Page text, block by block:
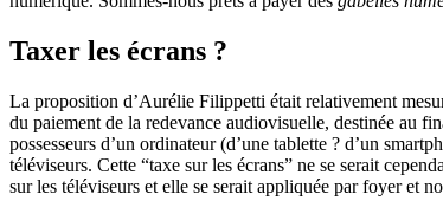
Taxer les écrans ?
La proposition d’Aurélie Filippetti était relativement
du paiement de la redevance audiovisuelle, destinée au
possesseurs d’un ordinateur (d’une tablette ? d’un
téléviseurs. Cette “taxe sur les écrans” ne se serait
sur les téléviseurs et elle se serait appliquée par foyer et